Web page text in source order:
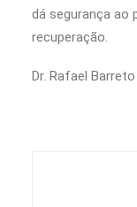
dá segurança ao
recuperação.
Dr. Rafael